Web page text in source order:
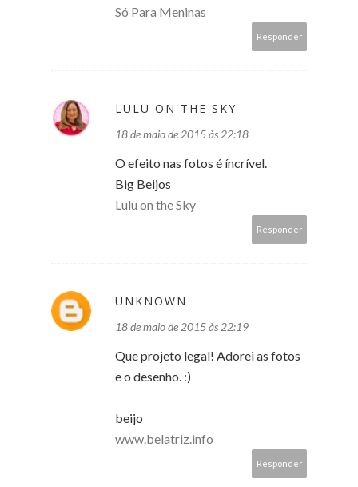
Só Para Meninas
Responder
LULU ON THE SKY
18 de maio de 2015 às 22:18
O efeito nas fotos é íncrível.
Big Beijos
Lulu on the Sky
Responder
UNKNOWN
18 de maio de 2015 às 22:19
Que projeto legal! Adorei as fotos
e o desenho. :)
beijo
www.belatriz.info
Responder